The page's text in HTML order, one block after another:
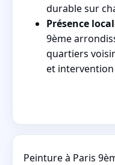
durable sur
Présence
9ème
quartiers
et
Peinture à Paris